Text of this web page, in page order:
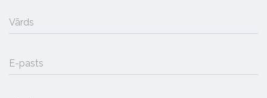
Vārds
E-pasts